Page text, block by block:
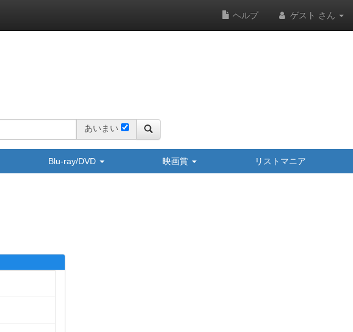
ヘルプ ゲスト さん
あいまい
Blu-ray/DVD 映画賞 リストマニア